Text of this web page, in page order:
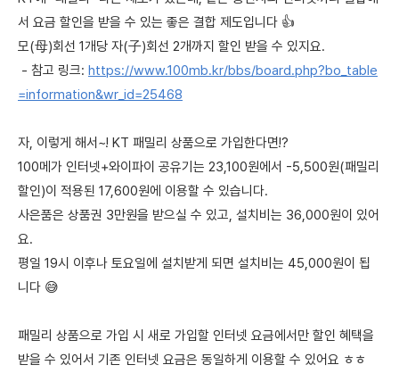
서 요금 할인을 받을 수 있는 좋은 결합 제도입니다 👍
모(母)회선 1개당 자(子)회선 2개까지 할인 받을 수 있지요.
- 참고 링크: https://www.100mb.kr/bbs/board.php?bo_table
=information&wr_id=25468
자, 이렇게 해서~! KT 패밀리 상품으로 가입한다면!?
100메가 인터넷+와이파이 공유기는 23,100원에서 -5,500원(패밀리
할인)이 적용된 17,600원에 이용할 수 있습니다.
사은품은 상품권 3만원을 받으실 수 있고, 설치비는 36,000원이 있어
요.
평일 19시 이후나 토요일에 설치받게 되면 설치비는 45,000원이 됩
니다 😅
패밀리 상품으로 가입 시 새로 가입할 인터넷 요금에서만 할인 혜택을
받을 수 있어서 기존 인터넷 요금은 동일하게 이용할 수 있어요 ㅎㅎ